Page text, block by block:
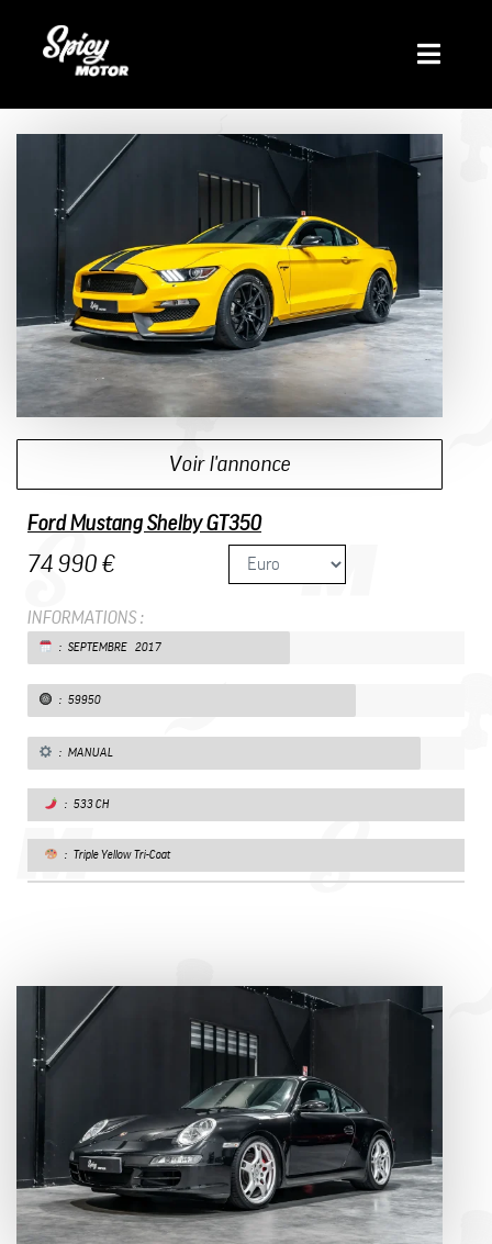
Voir l'annonce
Ford Mustang Shelby GT350
74 990 €
INFORMATIONS :
: SEPTEMBRE 2017
: 59950
: MANUAL
: 533 CH
: Triple Yellow Tri-Coat